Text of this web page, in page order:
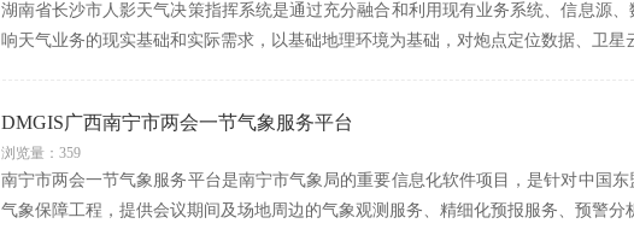
湖南省长沙市人影天气决策指挥系统是通过充分融合和利用现有业务系统、信息源
响天气业务的现实基础和实际需求，以基础地理环境为基础，对炮点定位数据、卫
DMGIS广西南宁市两会一节气象服务平台
浏览量：359
南宁市两会一节气象服务平台是南宁市气象局的重要信息化软件项目，是针对中国
气象保障工程，提供会议期间及场地周边的气象观测服务、精细化预报服务、预警